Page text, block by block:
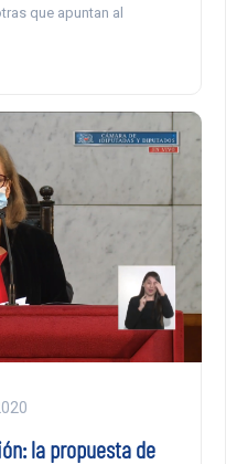
que apuntan al
la propuesta de